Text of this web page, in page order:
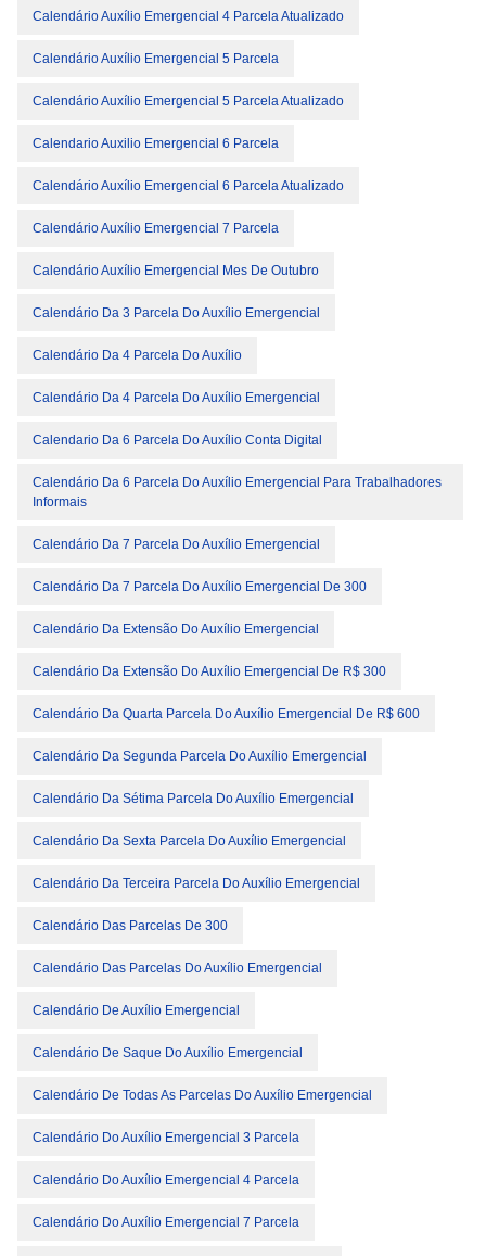
Calendário Auxílio Emergencial 4 Parcela Atualizado
Calendário Auxílio Emergencial 5 Parcela
Calendário Auxílio Emergencial 5 Parcela Atualizado
Calendario Auxilio Emergencial 6 Parcela
Calendário Auxílio Emergencial 6 Parcela Atualizado
Calendário Auxílio Emergencial 7 Parcela
Calendário Auxílio Emergencial Mes De Outubro
Calendário Da 3 Parcela Do Auxílio Emergencial
Calendário Da 4 Parcela Do Auxílio
Calendário Da 4 Parcela Do Auxílio Emergencial
Calendario Da 6 Parcela Do Auxílio Conta Digital
Calendário Da 6 Parcela Do Auxílio Emergencial Para Trabalhadores
Informais
Calendário Da 7 Parcela Do Auxílio Emergencial
Calendário Da 7 Parcela Do Auxílio Emergencial De 300
Calendário Da Extensão Do Auxílio Emergencial
Calendário Da Extensão Do Auxílio Emergencial De R$ 300
Calendário Da Quarta Parcela Do Auxílio Emergencial De R$ 600
Calendário Da Segunda Parcela Do Auxílio Emergencial
Calendário Da Sétima Parcela Do Auxílio Emergencial
Calendário Da Sexta Parcela Do Auxílio Emergencial
Calendário Da Terceira Parcela Do Auxílio Emergencial
Calendário Das Parcelas De 300
Calendário Das Parcelas Do Auxílio Emergencial
Calendário De Auxílio Emergencial
Calendário De Saque Do Auxílio Emergencial
Calendário De Todas As Parcelas Do Auxílio Emergencial
Calendário Do Auxílio Emergencial 3 Parcela
Calendário Do Auxílio Emergencial 4 Parcela
Calendário Do Auxílio Emergencial 7 Parcela